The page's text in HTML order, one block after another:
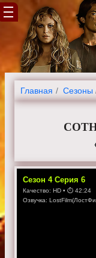
Главная Cезоны
Сезон 4 Серия 6
Качество: HD • ⏱ 42:24
Озвучка: